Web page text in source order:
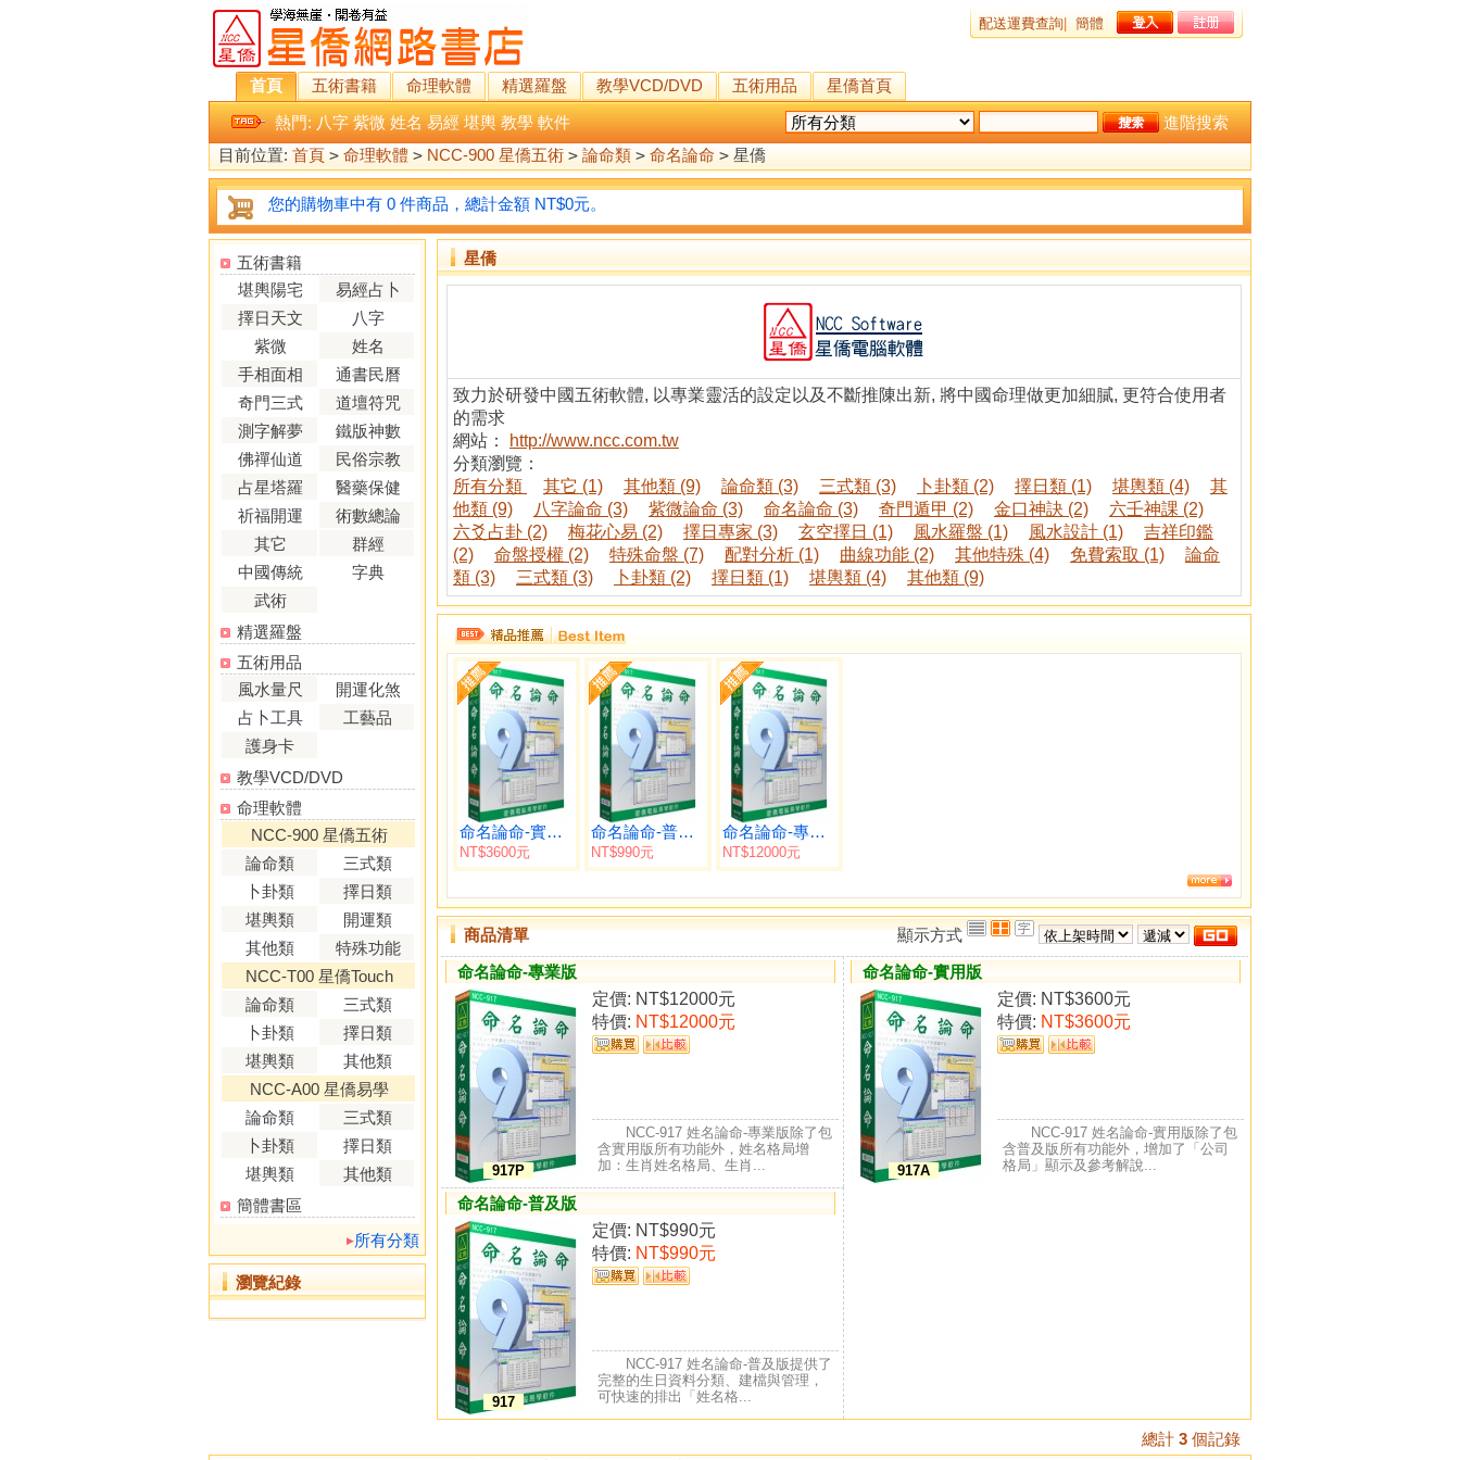
配送運費查詢 簡體
首頁 五術書籍 命理軟體 精選羅盤 教學VCD/DVD 五術用品
星僑首頁
熱門: 八字 紫微 姓名 易經 堪輿 教學 軟件
進階搜索
目前位置: 首頁 > 命理軟體 > NCC-900 星僑五術 > 論命類 > 命名論命 > 星僑
您的購物車中有 0 件商品，總計金額 NT$0元。
五術書籍
堪輿陽宅
易經占卜
擇日天文
八字
紫微
姓名
手相面相
通書民曆
奇門三式
道壇符咒
測字解夢
鐵版神數
佛禪仙道
民俗宗教
占星塔羅
醫藥保健
祈福開運
術數總論
其它
群經
中國傳統
字典
武術
精選羅盤
五術用品
風水量尺
開運化煞
占卜工具
工藝品
護身卡
教學VCD/DVD
命理軟體
NCC-900 星僑五術
論命類
三式類
卜卦類
擇日類
堪輿類
開運類
其他類
特殊功能
NCC-T00 星僑Touch
論命類
三式類
卜卦類
擇日類
堪輿類
其他類
NCC-A00 星僑易學
論命類
三式類
卜卦類
擇日類
堪輿類
其他類
簡體書區
所有分類
瀏覽紀錄
星僑
致力於研發中國五術軟體, 以專業靈活的設定以及不斷推陳出新, 將中國命理做更加細膩, 更符合使用者
的需求
網站：
http://www.ncc.com.tw
分類瀏覽：
所有分類
其它 (1) 其他類 (9) 論命類 (3) 三式類 (3) 卜卦類 (2) 擇日類 (1) 堪輿類 (4)
其
他類 (9)
八字論命 (3) 紫微論命 (3) 命名論命 (3) 奇門遁甲 (2) 金口神訣 (2)
六壬神課 (2)
六爻占卦 (2)
梅花心易 (2) 擇日專家 (3) 玄空擇日 (1) 風水羅盤 (1) 風水設計 (1)
吉祥印鑑
(2)
命盤授權 (2) 特殊命盤 (7) 配對分析 (1) 曲線功能 (2) 其他特殊 (4) 免費索取 (1)
論命
類 (3)
三式類 (3) 卜卦類 (2) 擇日類 (1) 堪輿類 (4) 其他類 (9)
命名論命-實用版
NT$3600元
命名論命-普及版
NT$990元
命名論命-專業版
NT$12000元
商品清單
顯示方式
命名論命-專業版
917P
定價: NT$12000元
特價: NT$12000元
NCC-917 姓名論命-專業版除了包
含實用版所有功能外，姓名格局增
加：生肖姓名格局、生肖...
命名論命-實用版
917A
定價: NT$3600元
特價: NT$3600元
NCC-917 姓名論命-實用版除了包
含普及版所有功能外，增加了「公司
格局」顯示及參考解說...
命名論命-普及版
917
定價: NT$990元
特價: NT$990元
NCC-917 姓名論命-普及版提供了
完整的生日資料分類、建檔與管理，
可快速的排出「姓名格...
總計 3 個記錄